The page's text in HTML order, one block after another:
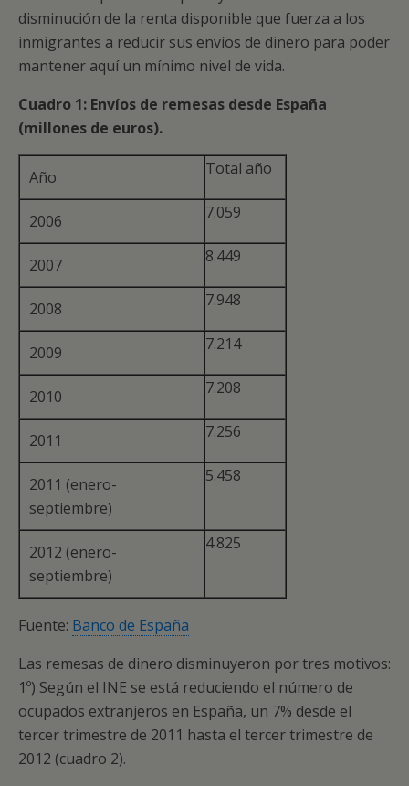
disminución de la renta disponible que fuerza a los
inmigrantes a reducir sus envíos de dinero para poder
mantener aquí un mínimo nivel de vida.
Cuadro 1: Envíos de remesas desde España
(millones de euros).
Año Total año
2006 7.059
2007 8.449
2008 7.948
2009 7.214
2010 7.208
2011 7.256
2011 (enero-
septiembre)
5.458
2012 (enero-
septiembre)
4.825
Fuente: Banco de España
Las remesas de dinero disminuyeron por tres motivos:
1º) Según el INE se está reduciendo el número de
ocupados extranjeros en España, un 7% desde el
tercer trimestre de 2011 hasta el tercer trimestre de
2012 (cuadro 2).